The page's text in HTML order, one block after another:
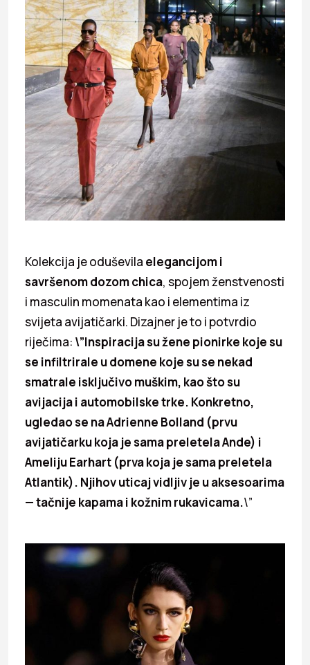
Kolekcija je oduševila elegancijom i
savršenom dozom chica, spojem ženstvenosti
i masculin momenata kao i elementima iz
svijeta avijatičarki. Dizajner je to i potvrdio
riječima: \”Inspiracija su žene pionirke koje su
se infiltrirale u domene koje su se nekad
smatrale isključivo muškim, kao što su
avijacija i automobilske trke. Konkretno,
ugledao se na Adrienne Bolland (prvu
avijatičarku koja je sama preletela Ande) i
Ameliju Earhart (prva koja je sama preletela
Atlantik). Njihov uticaj vidljiv je u aksesoarima
— tačnije kapama i kožnim rukavicama.\”